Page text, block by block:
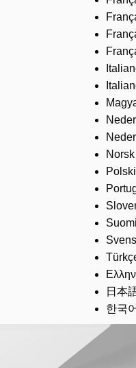
Norsk
Polski
Suomi
日本
한국어